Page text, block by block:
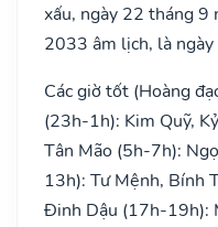
xấu, ngày 22 tháng
2033 âm lịch, là ngày
Các giờ tốt (Hoàng
(23h-1h): Kim Quỹ,
Tân Mão (5h-7h):
13h): Tư Mệnh, Bính
Đinh Dậu (17h-19h):